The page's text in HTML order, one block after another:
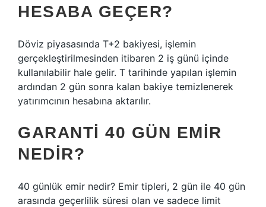
HESABA GEÇER?
Döviz piyasasında T+2 bakiyesi, işlemin
gerçekleştirilmesinden itibaren 2 iş günü içinde
kullanılabilir hale gelir. T tarihinde yapılan işlemin
ardından 2 gün sonra kalan bakiye temizlenerek
yatırımcının hesabına aktarılır.
GARANTI 40 GÜN EMIR
NEDIR?
40 günlük emir nedir? Emir tipleri, 2 gün ile 40 gün
arasında geçerlilik süresi olan ve sadece limit